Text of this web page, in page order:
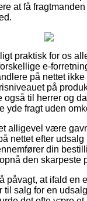
at få
praktisk for os
e-
på nettet
på
også til herrer og
yde fragt uden
alligevel være
nettet efter
din
den skarpeste
påvagt, at ifald en
til salg for en